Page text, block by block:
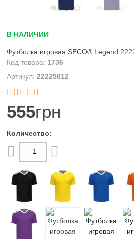
В НАЛИЧИИ
Футболка игровая SECO® Legend
1736
22225812


555грн